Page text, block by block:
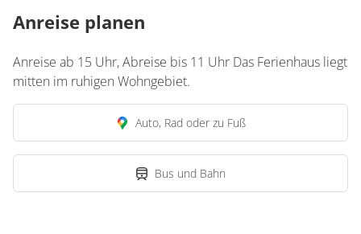
Anreise planen
Anreise ab 15 Uhr, Abreise bis 11 Uhr Das Ferienhaus liegt
mitten im ruhigen Wohngebiet.
Auto, Rad oder zu Fuß
Bus und Bahn